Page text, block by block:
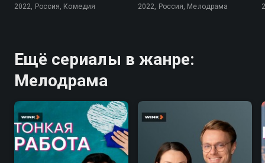
2022, Россия, Комедия 2022, Россия, Мелодрама
Ещё сериалы в жанре:
Мелодрама